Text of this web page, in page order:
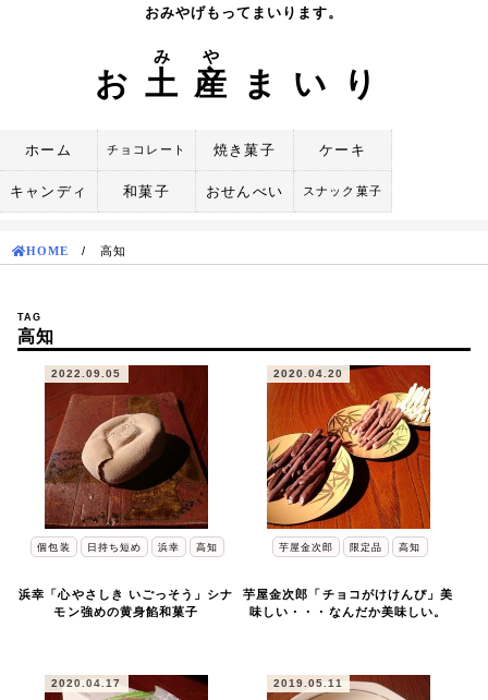
おみやげもってまいります。
お 土
み
産
や
まいり
ホーム チョコレート 焼き菓子 ケーキ
キャンディ 和菓子 おせんべい スナック菓子
HOME / 高知
TAG
高知
2022.09.05
個包装 日持ち短め 浜幸 高知
浜幸「心やさしき いごっそう」シナ
モン強めの黄身餡和菓子
2020.04.20
芋屋金次郎 限定品 高知
芋屋金次郎「チョコがけけんぴ」美
味しい・・・なんだか美味しい。
2020.04.17 2019.05.11